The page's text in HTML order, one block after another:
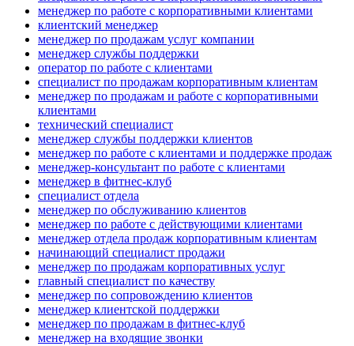
менеджер по работе с корпоративными клиентами
клиентский менеджер
менеджер по продажам услуг компании
менеджер службы поддержки
оператор по работе с клиентами
специалист по продажам корпоративным клиентам
менеджер по продажам и работе с корпоративными
клиентами
технический специалист
менеджер службы поддержки клиентов
менеджер по работе с клиентами и поддержке продаж
менеджер-консультант по работе с клиентами
менеджер в фитнес-клуб
специалист отдела
менеджер по обслуживанию клиентов
менеджер по работе с действующими клиентами
менеджер отдела продаж корпоративным клиентам
начинающий специалист продажи
менеджер по продажам корпоративных услуг
главный специалист по качеству
менеджер по сопровождению клиентов
менеджер клиентской поддержки
менеджер по продажам в фитнес-клуб
менеджер на входящие звонки